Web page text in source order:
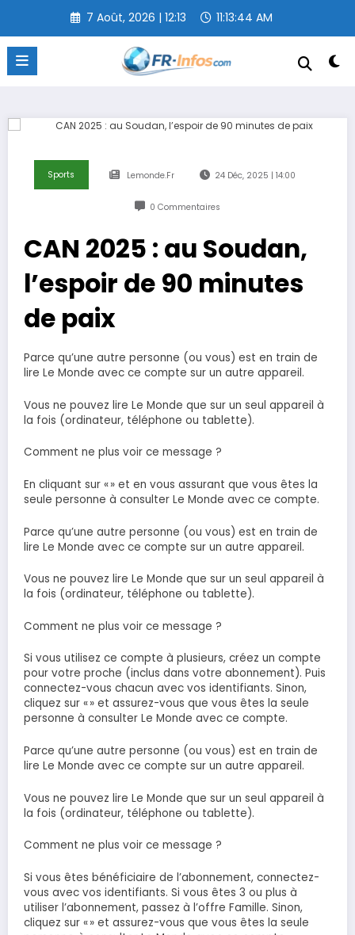
contenu
7 Août, 2026 | 12:13 11:13:45 AM
Sports Lemonde.fr 24 Déc, 2025 | 14:00
0 Commentaires
CAN 2025 : au Soudan,
l’espoir de 90 minutes
de paix
Parce qu’une autre personne (ou vous) est en train de
lire Le Monde avec ce compte sur un autre appareil.
Vous ne pouvez lire Le Monde que sur un seul appareil à
la fois (ordinateur, téléphone ou tablette).
Comment ne plus voir ce message ?
En cliquant sur « » et en vous assurant que vous êtes la
seule personne à consulter Le Monde avec ce compte.
Parce qu’une autre personne (ou vous) est en train de
lire Le Monde avec ce compte sur un autre appareil.
Vous ne pouvez lire Le Monde que sur un seul appareil à
la fois (ordinateur, téléphone ou tablette).
Comment ne plus voir ce message ?
Si vous utilisez ce compte à plusieurs, créez un compte
pour votre proche (inclus dans votre abonnement). Puis
connectez-vous chacun avec vos identifiants. Sinon,
cliquez sur « » et assurez-vous que vous êtes la seule
personne à consulter Le Monde avec ce compte.
Parce qu’une autre personne (ou vous) est en train de
lire Le Monde avec ce compte sur un autre appareil.
Vous ne pouvez lire Le Monde que sur un seul appareil à
la fois (ordinateur, téléphone ou tablette).
Comment ne plus voir ce message ?
Si vous êtes bénéficiaire de l’abonnement, connectez-
vous avec vos identifiants. Si vous êtes 3 ou plus à
utiliser l’abonnement, passez à l’offre Famille. Sinon,
cliquez sur « » et assurez-vous que vous êtes la seule